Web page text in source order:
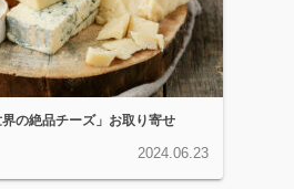
界の絶品チーズ」お取り寄せ
2024.06.23